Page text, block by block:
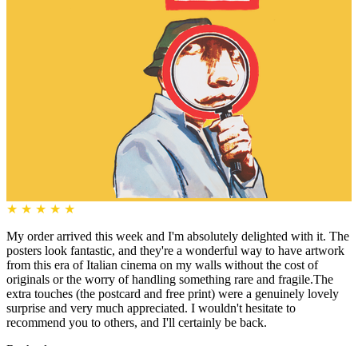
★ ★ ★ ★ ★
My order arrived this week and I'm absolutely delighted with it. The
posters look fantastic, and they're a wonderful way to have artwork
from this era of Italian cinema on my walls without the cost of
originals or the worry of handling something rare and fragile.The
extra touches (the postcard and free print) were a genuinely lovely
surprise and very much appreciated. I wouldn't hesitate to
recommend you to others, and I'll certainly be back.